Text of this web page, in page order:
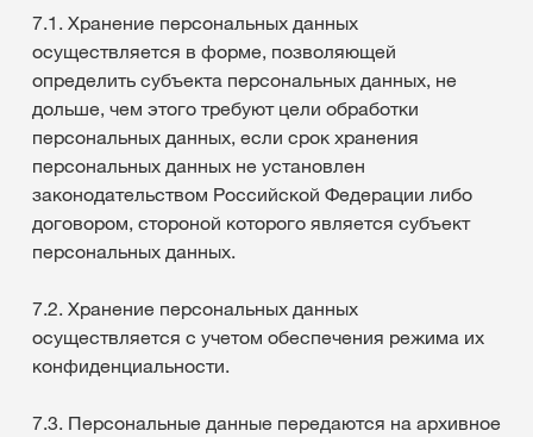
7.1. Хранение персональных данных
осуществляется в форме, позволяющей
определить субъекта персональных данных, не
дольше, чем этого требуют цели обработки
персональных данных, если срок хранения
персональных данных не установлен
законодательством Российской Федерации либо
договором, стороной которого является субъект
персональных данных.
7.2. Хранение персональных данных
осуществляется с учетом обеспечения режима их
конфиденциальности.
7.3. Персональные данные передаются на архивное